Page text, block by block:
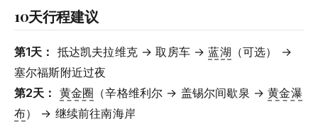
10天行程建议
第1天： 抵达凯夫拉维克 → 取房车 →蓝湖 （可选） →
塞尔福斯附近过夜
第2天： 黄金圈 （辛格维利尔 → 盖锡尔间歇泉 →黄金瀑
布） → 继续前往南海岸